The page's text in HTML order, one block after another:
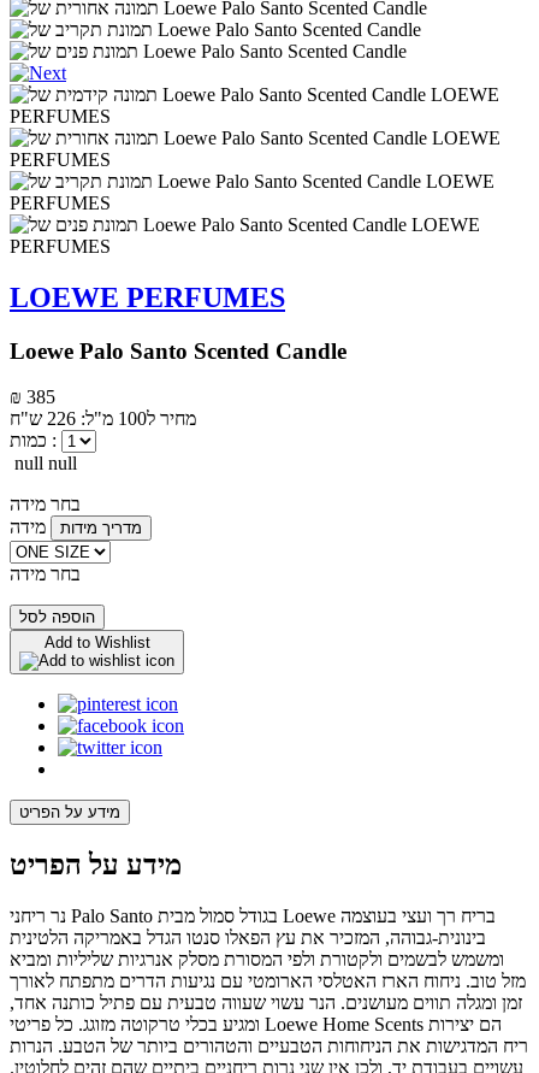
LOEWE PERFUMES
Loewe Palo Santo Scented Candle
₪ 385
מחיר ל100 מ"ל: 226 ש"ח
כמות :
null null
בחר מידה
מידה
מדריך מידות
בחר מידה
הוספה לסל
Add to Wishlist
מידע על הפריט
מידע על הפריט
נר ריחני Palo Santo בגודל סמול מבית Loewe בריח רך ועצי בעוצמה
בינונית-גבוהה, המזכיר את עץ הפאלו סנטו הגדל באמריקה הלטינית
ומשמש לבשמים ולקטורת ולפי המסורת מסלק אנרגיות שליליות ומביא
מזל טוב. ניחוח הארז האטלסי הארומטי עם נגיעות הדרים מתפתח לאורך
זמן ומגלה תווים מעושנים. הנר עשוי שעווה טבעית עם פתיל כותנה אחד,
ומגיע בכלי טרקוטה מזוגג. כל פריטי Loewe Home Scents הם יצירות
ריח המדגישות את הניחוחות הטבעיים והטהורים ביותר של הטבע. הנרות
עשויים בעבודת יד, ולכן אין שני נרות ריחניים ביתיים שהם זהים לחלוטין.